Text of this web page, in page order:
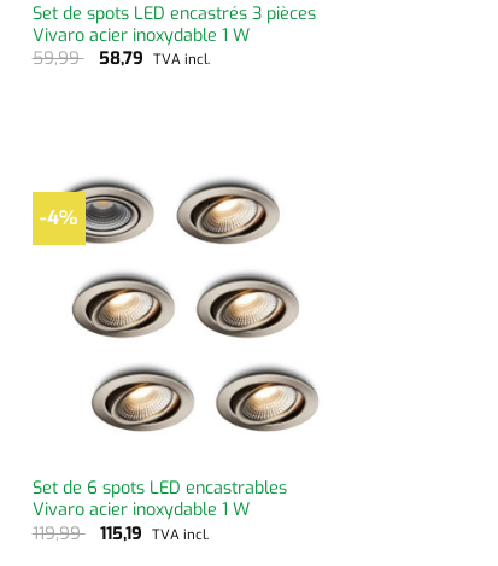
Set de spots LED encastrés 3 pièces
Vivaro acier inoxydable 1 W
59,99
58,79 TVA incl.
-4%
Set de 6 spots LED encastrables
Vivaro acier inoxydable 1 W
119,99
115,19 TVA incl.